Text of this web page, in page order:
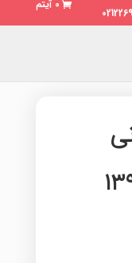
0 آیتم
۱۳۹۶